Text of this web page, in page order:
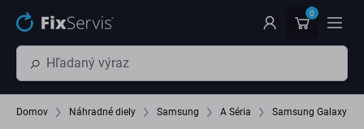
Preskočiť na hlavný obsah 0
Domov Náhradné diely Samsung A Séria Samsung Galaxy